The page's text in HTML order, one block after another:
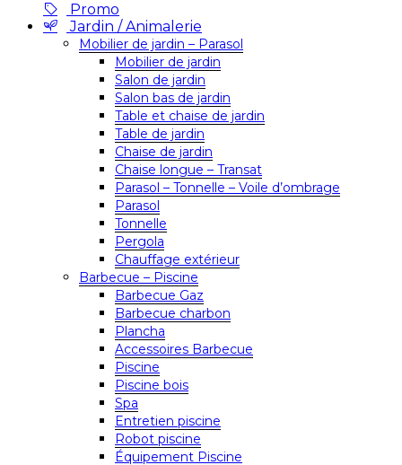
Promo
Jardin / Animalerie
Mobilier de jardin – Parasol
Mobilier de jardin
Salon de jardin
Salon bas de jardin
Table et chaise de jardin
Table de jardin
Chaise de jardin
Chaise longue – Transat
Parasol – Tonnelle – Voile d’ombrage
Parasol
Tonnelle
Pergola
Chauffage extérieur
Barbecue – Piscine
Barbecue Gaz
Barbecue charbon
Plancha
Accessoires Barbecue
Piscine
Piscine bois
Spa
Entretien piscine
Robot piscine
Équipement Piscine